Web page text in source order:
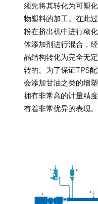
须先将其转化为可塑
物塑料的加工。在此
粉在挤出机中进行糊
体添加剂进行混合，
晶结构转化为完全无
转的。为了保证TPS
会添加甘油之类的增
拥有非常高的计量精
有着非常优异的表现。